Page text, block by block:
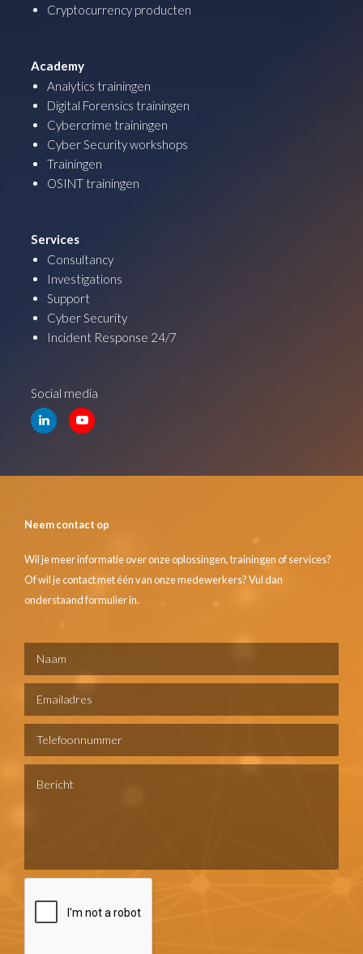
Cryptocurrency producten
Academy
Analytics trainingen
Digital Forensics trainingen
Cybercrime trainingen
Cyber Security workshops
Trainingen
OSINT trainingen
Services
Consultancy
Investigations
Support
Cyber Security
Incident Response 24/7
Social media
Neem contact op
Wil je meer informatie over onze oplossingen, trainingen of services?
Of wil je contact met één van onze medewerkers? Vul dan
onderstaand formulier in.